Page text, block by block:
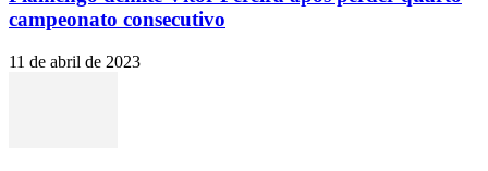
campeonato consecutivo
11 de abril de 2023